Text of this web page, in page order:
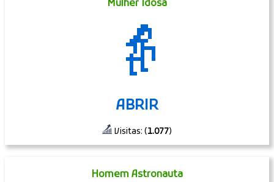
Mulher Idosa
👵
ABRIR
Visitas: (1.077)
Homem Astronauta